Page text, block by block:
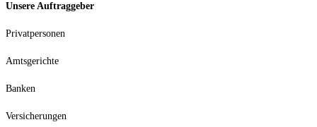
Unsere Auftraggeber
Privatpersonen
Amtsgerichte
Banken
Versicherungen